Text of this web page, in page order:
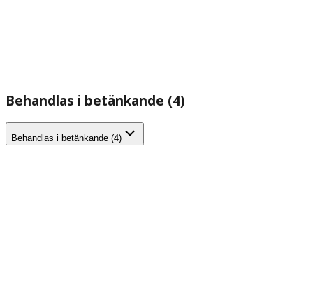
Behandlas i betänkande (4)
Behandlas i betänkande (4)